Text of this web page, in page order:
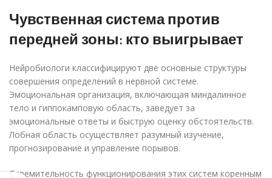
Чувственная система против
передней зоны: кто выигрывает
Нейробиологи классифицируют две основные структуры
совершения определений в нервной системе.
Эмоциональная организация, включающая миндалинное
тело и гиппокамповую область, заведует за
эмоциональные ответы и быструю оценку обстоятельств.
Лобная область осуществляет разумный изучение,
прогнозирование и управление порывов.
Стремительность функционирования этих систем коренным